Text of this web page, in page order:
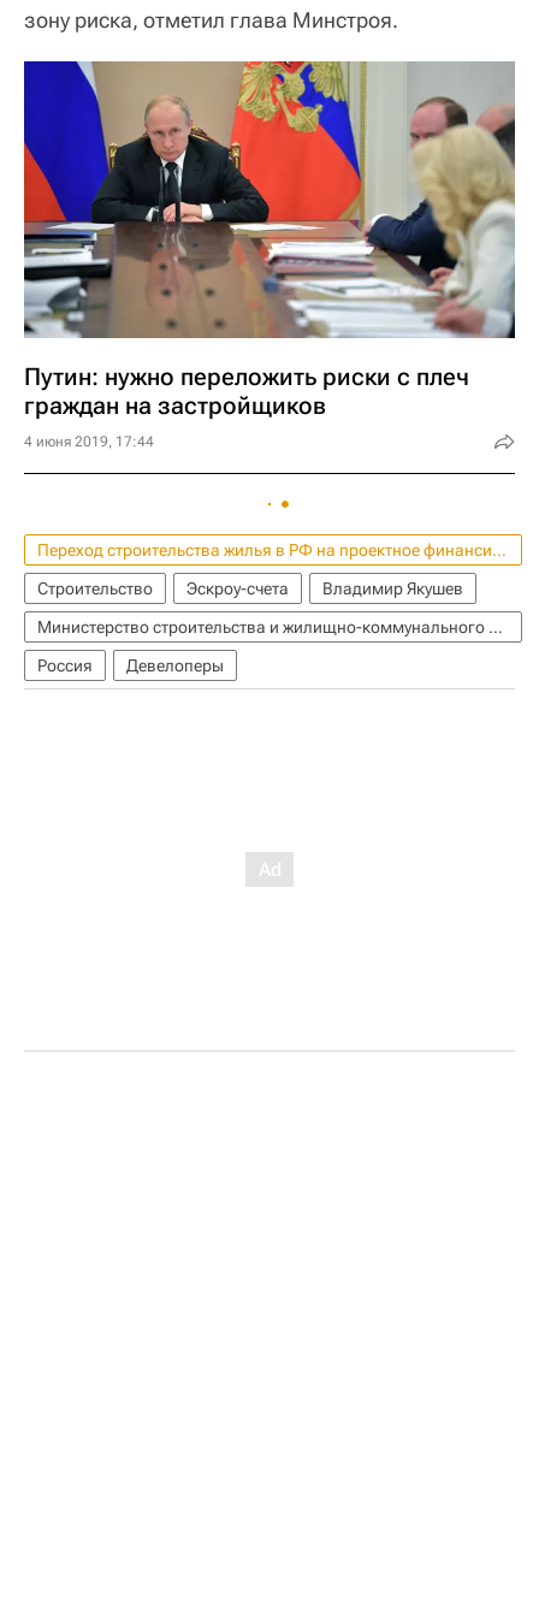
зону риска, отметил глава Минстроя.
Путин: нужно переложить риски с плеч
граждан на застройщиков
4 июня 2019, 17:44
Переход строительства жилья в РФ на проектное финансирование
Строительство
Эскроу-счета
Владимир Якушев
Министерство строительства и жилищно-коммунального хозяйства РФ (Минстрой России)
Россия
Девелоперы